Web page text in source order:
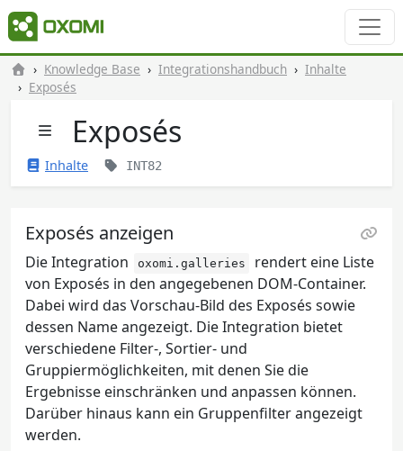
Knowledge Base Integrationshandbuch
Inhalte
Exposés
Exposés
Inhalte INT82
Exposés anzeigen
Die Integration oxomi.galleries
rendert eine Liste
von Exposés in den angegebenen DOM-Container.
Dabei wird das Vorschau-Bild des Exposés sowie
dessen Name angezeigt. Die Integration bietet
verschiedene Filter-, Sortier- und
Gruppiermöglichkeiten, mit denen Sie die
Ergebnisse einschränken und anpassen können.
Darüber hinaus kann ein Gruppenfilter angezeigt
werden.